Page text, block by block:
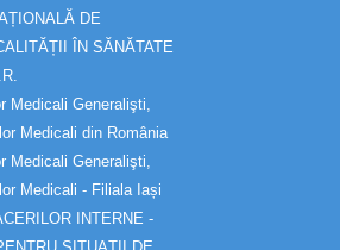
DE
ÎN SĂNĂTATE
Medicali Generalişti,
Medicali din România
Medicali Generalişti,
Medicali - Filiala Iași
INTERNE -